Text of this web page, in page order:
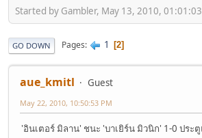
Started by Gambler, May 13, 2010,
GO DOWN Pages 1 2
aue_kmitl
Guest
May 22, 2010, 10:50:53 PM
'อินเตอร์ มิลาน' ชนะ 'บาเยิร์น มิวนิก' 1-0 ประ